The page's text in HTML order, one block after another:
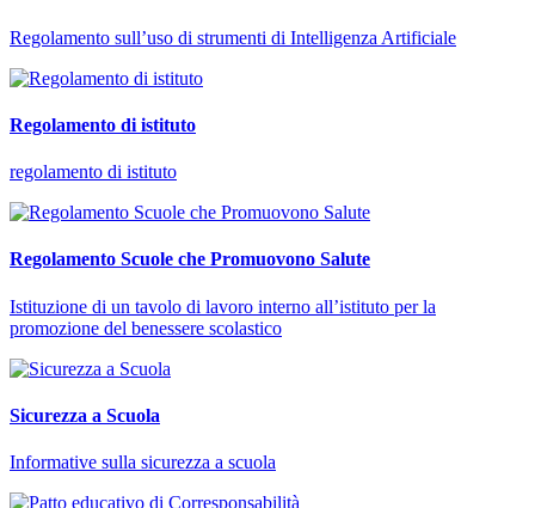
Regolamento sull’uso di strumenti di Intelligenza Artificiale
Regolamento di istituto
regolamento di istituto
Regolamento Scuole che Promuovono Salute
Istituzione di un tavolo di lavoro interno all’istituto per la
promozione del benessere scolastico
Sicurezza a Scuola
Informative sulla sicurezza a scuola